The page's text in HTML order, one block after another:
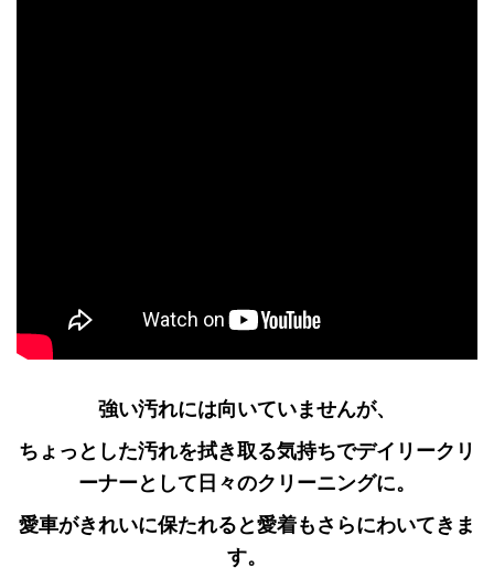
強い汚れには向いていませんが、
ちょっとした汚れを拭き取る気持ちでデイリークリ
ーナーとして日々のクリーニングに。
愛車がきれいに保たれると愛着もさらにわいてきま
す。